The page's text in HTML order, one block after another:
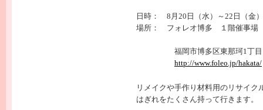
日時： 8月20日（水）～22
場所： フォレオ博多 １階催事場
福岡市博多区東那
http://www.foleo.jp/hakata/
リメイクや手作り材料用のリサイク
はぎれをたくさん持って行きます。